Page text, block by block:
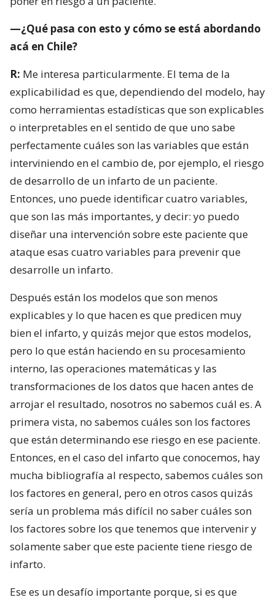
—¿Qué pasa con esto y cómo se está abordando
acá en Chile?
R: Me interesa particularmente. El tema de la
explicabilidad es que, dependiendo del modelo, hay
como herramientas estadísticas que son explicables
o interpretables en el sentido de que uno sabe
perfectamente cuáles son las variables que están
interviniendo en el cambio de, por ejemplo, el riesgo
de desarrollo de un infarto de un paciente.
Entonces, uno puede identificar cuatro variables,
que son las más importantes, y decir: yo puedo
diseñar una intervención sobre este paciente que
ataque esas cuatro variables para prevenir que
desarrolle un infarto.
Después están los modelos que son menos
explicables y lo que hacen es que predicen muy
bien el infarto, y quizás mejor que estos modelos,
pero lo que están haciendo en su procesamiento
interno, las operaciones matemáticas y las
transformaciones de los datos que hacen antes de
arrojar el resultado, nosotros no sabemos cuál es. A
primera vista, no sabemos cuáles son los factores
que están determinando ese riesgo en ese paciente.
Entonces, en el caso del infarto que conocemos, hay
mucha bibliografía al respecto, sabemos cuáles son
los factores en general, pero en otros casos quizás
sería un problema más difícil no saber cuáles son
los factores sobre los que tenemos que intervenir y
solamente saber que este paciente tiene riesgo de
infarto.
Ese es un desafío importante porque, si es que